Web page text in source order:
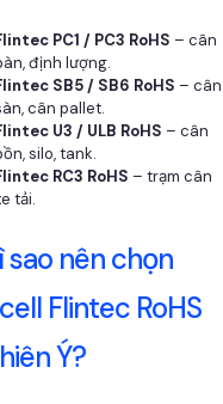
PC1 / PC3 RoHS – cân
định lượng.
SB5 / SB6 RoHS – cân
cân pallet.
U3 / ULB RoHS – cân
silo, tank.
RC3 RoHS – trạm cân
tải.
sao nên chọn
Flintec RoHS
Ý?